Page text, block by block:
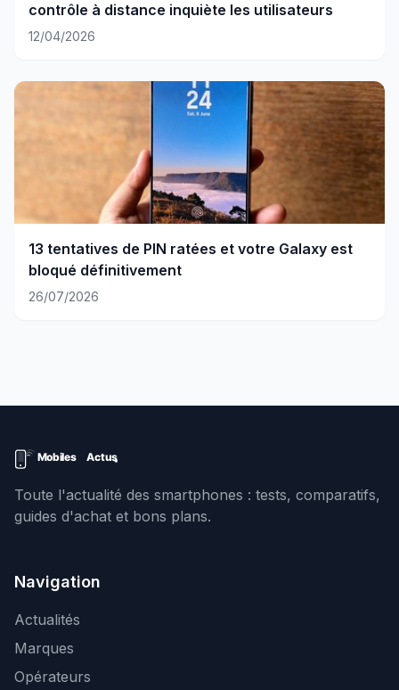
contrôle à distance inquiète les utilisateurs
12/04/2026
13 tentatives de PIN ratées et votre Galaxy est
bloqué définitivement
26/07/2026
Toute l'actualité des smartphones : tests, comparatifs,
guides d'achat et bons plans.
Navigation
Actualités
Marques
Opérateurs